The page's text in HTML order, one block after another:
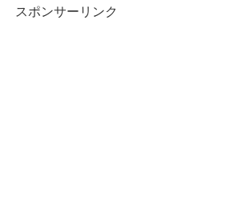
スポンサーリンク